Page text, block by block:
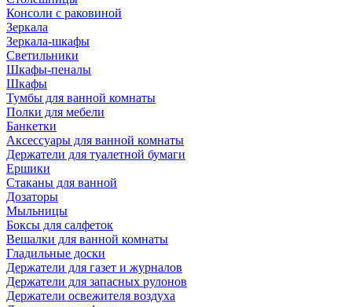
Консоли с раковиной
Зеркала
Зеркала-шкафы
Светильники
Шкафы-пеналы
Шкафы
Тумбы для ванной комнаты
Полки для мебели
Банкетки
Аксессуары для ванной комнаты
Держатели для туалетной бумаги
Ершики
Стаканы для ванной
Дозаторы
Мыльницы
Боксы для салфеток
Вешалки для ванной комнаты
Гладильные доски
Держатели для газет и журналов
Держатели для запасных рулонов
Держатели освежителя воздуха